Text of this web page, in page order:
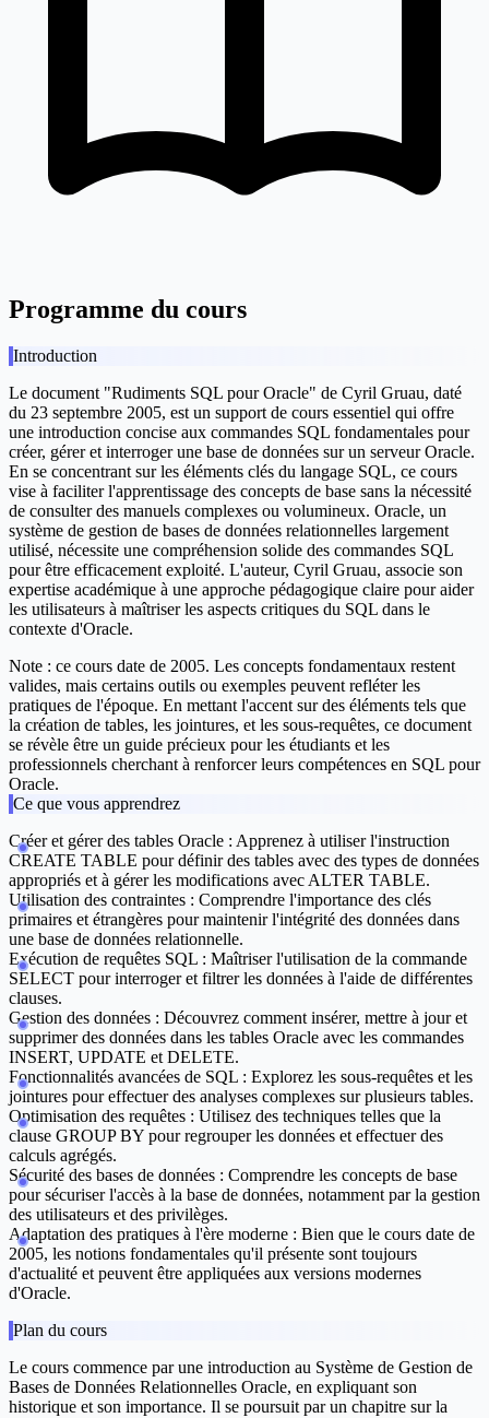
Programme du cours
Introduction
Le document "Rudiments SQL pour Oracle" de Cyril Gruau, daté
du 23 septembre 2005, est un support de cours essentiel qui offre
une introduction concise aux commandes SQL fondamentales pour
créer, gérer et interroger une base de données sur un serveur Oracle.
En se concentrant sur les éléments clés du langage SQL, ce cours
vise à faciliter l'apprentissage des concepts de base sans la nécessité
de consulter des manuels complexes ou volumineux. Oracle, un
système de gestion de bases de données relationnelles largement
utilisé, nécessite une compréhension solide des commandes SQL
pour être efficacement exploité. L'auteur, Cyril Gruau, associe son
expertise académique à une approche pédagogique claire pour aider
les utilisateurs à maîtriser les aspects critiques du SQL dans le
contexte d'Oracle.
Note : ce cours date de 2005. Les concepts fondamentaux restent
valides, mais certains outils ou exemples peuvent refléter les
pratiques de l'époque. En mettant l'accent sur des éléments tels que
la création de tables, les jointures, et les sous-requêtes, ce document
se révèle être un guide précieux pour les étudiants et les
professionnels cherchant à renforcer leurs compétences en SQL pour
Oracle.
Ce que vous apprendrez
Créer et gérer des tables Oracle : Apprenez à utiliser l'instruction
CREATE TABLE pour définir des tables avec des types de données
appropriés et à gérer les modifications avec ALTER TABLE.
Utilisation des contraintes : Comprendre l'importance des clés
primaires et étrangères pour maintenir l'intégrité des données dans
une base de données relationnelle.
Exécution de requêtes SQL : Maîtriser l'utilisation de la commande
SELECT pour interroger et filtrer les données à l'aide de différentes
clauses.
Gestion des données : Découvrez comment insérer, mettre à jour et
supprimer des données dans les tables Oracle avec les commandes
INSERT, UPDATE et DELETE.
Fonctionnalités avancées de SQL : Explorez les sous-requêtes et les
jointures pour effectuer des analyses complexes sur plusieurs tables.
Optimisation des requêtes : Utilisez des techniques telles que la
clause GROUP BY pour regrouper les données et effectuer des
calculs agrégés.
Sécurité des bases de données : Comprendre les concepts de base
pour sécuriser l'accès à la base de données, notamment par la gestion
des utilisateurs et des privilèges.
Adaptation des pratiques à l'ère moderne : Bien que le cours date de
2005, les notions fondamentales qu'il présente sont toujours
d'actualité et peuvent être appliquées aux versions modernes
d'Oracle.
Plan du cours
Le cours commence par une introduction au Système de Gestion de
Bases de Données Relationnelles Oracle, en expliquant son
historique et son importance. Il se poursuit par un chapitre sur la